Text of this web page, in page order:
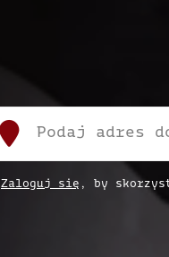
Podaj adres
Zaloguj się , by